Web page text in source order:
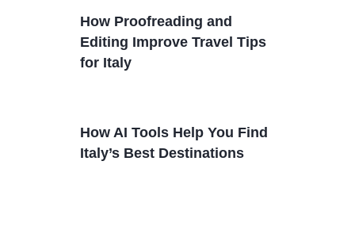
How Proofreading and
Editing Improve Travel Tips
for Italy
How AI Tools Help You Find
Italy’s Best Destinations